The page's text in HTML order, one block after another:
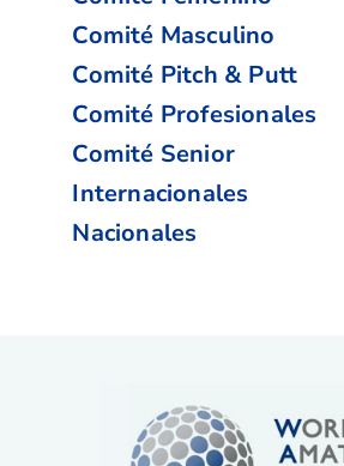
Comité Masculino
Comité Pitch & Putt
Comité Profesionales
Comité Senior
Internacionales
Nacionales